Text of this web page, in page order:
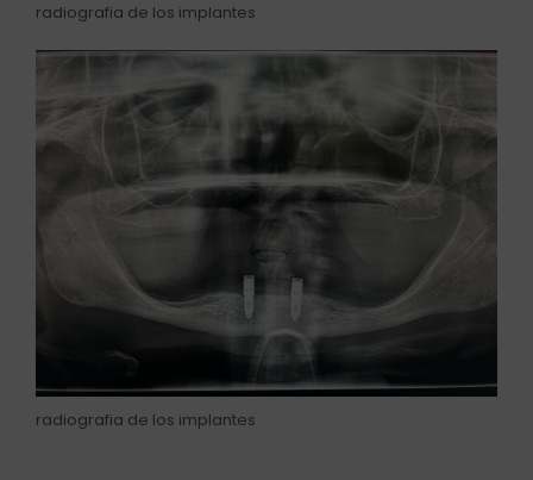
radiografia de los implantes
radiografia de los implantes